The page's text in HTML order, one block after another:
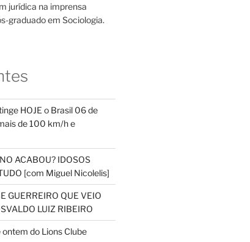
jurídica na imprensa
graduado em Sociologia.
HOJE o Brasil 06 de
de 100 km/h e
ACABOU? IDOSOS
[com Miguel Nicolelis]
GUERREIRO QUE VEIO
LUIZ RIBEIRO
do Lions Clube